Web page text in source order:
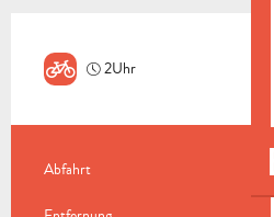
2Uhr
PRAKTISCHE
Abfahrt